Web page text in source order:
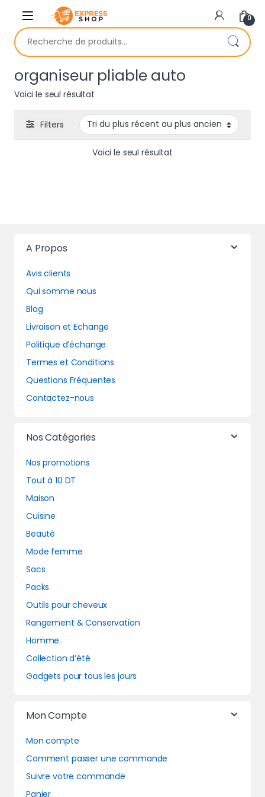
Skip to navigation
Skip to content
0
Recherche pour :
organiseur pliable auto
Voici le seul résultat
Filters
Voici le seul résultat
A Propos
Avis clients
Qui somme nous
Blog
Livraison et Echange
Politique d’échange
Termes et Conditions
Questions Fréquentes
Contactez-nous
Nos Catégories
Nos promotions
Tout à 10 DT
Maison
Cuisine
Beauté
Mode femme
Sacs
Packs
Outils pour cheveux
Rangement & Conservation
Homme
Collection d’été
Gadgets pour tous les jours
Mon Compte
Mon compte
Comment passer une commande
Suivre votre commande
Panier